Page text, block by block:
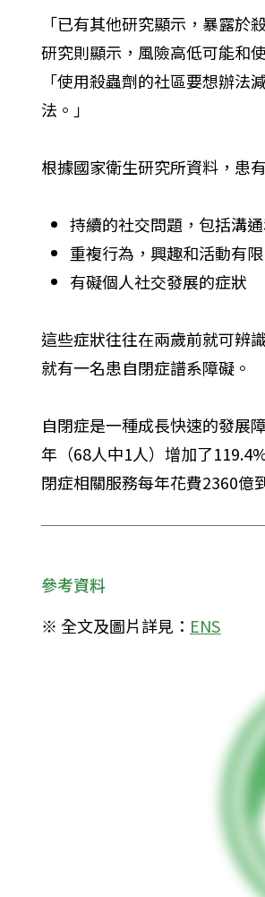
「已有其他研究顯示，暴露
研究則顯示，風險高低可能和
「使用殺蟲劑的社區要想辦
法。」
根據國家衛生研究所資料，患
持續的社交問題，包括溝
重複行為，興趣和活動有限
有礙個人社交發展的症狀
這些症狀往往在兩歲前就可辨
就有一名患自閉症譜系障礙。
自閉症是一種成長快速的發展
年（68人中1人）增加了
閉症相關服務每年花費2360億
參考資料
※ 全文及圖片詳見： ENS